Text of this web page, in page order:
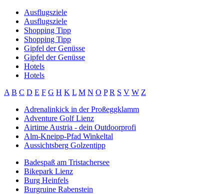
Ausflugsziele
Ausflugsziele
Shopping Tipp
Shopping Tipp
Gipfel der Genüsse
Gipfel der Genüsse
Hotels
Hotels
A B C D E F G H K L M N O P R S V W Z
Adrenalinkick in der Proßeggklamm
Adventure Golf Lienz
Airtime Austria - dein Outdoorprofi
Alm-Kneipp-Pfad Winkeltal
Aussichtsberg Golzentipp
Badespaß am Tristachersee
Bikepark Lienz
Burg Heinfels
Burgruine Rabenstein